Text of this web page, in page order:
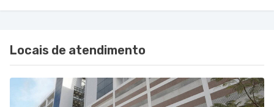
Locais de atendimento